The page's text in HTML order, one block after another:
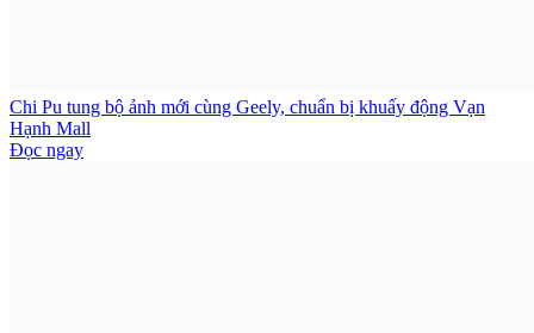
Chi Pu tung bộ ảnh mới cùng Geely, chuẩn bị khuấy động Vạn
Hạnh Mall
Đọc ngay